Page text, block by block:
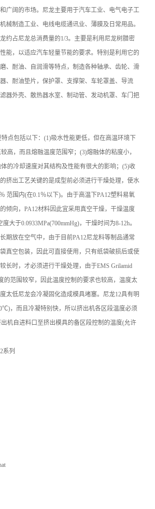
广阔的市场。尼龙主要用于汽车工业、电气电子工
械制造工业、电线电缆通讯业、薄膜及日常用品。
约占尼龙总消费量的1/3。主要是利用尼龙树腊密
能，以适应汽车轻量节能的要求。特别是利用它的
、耐油、自润滑等特点，制造各种轴承、齿轮、滑
、耐油垫片，保护罩、支撑架、车轮罩盖、导流
器外壳、散热器水室、制动管、发动机罩、车门把
包括以下：(1)吸水性能更低，但在高温环境下
高，而且熔融温度范围窄；(3)熔融体的粘度小，
的冷却速度对其结构及性能有很大的影响；(5)收
挤出工艺关键的是成型前必须进行干燥处理，使水
范围内(在0.1％以下)。由于高温下PA12塑料易氧
倾向，PA12材料因此宜采用真空干燥，干燥温度
大于0.0933MPa(700mmHg)，干燥时间为8-12h。
期放在空气中，由于目前PA12尼龙料等制品通常
真空包装，因此可直接使用，只有纸袋破损后或使
长时，才必须进行干燥处理，由于EMS Grilamid
的范围较窄，因此温度控制的要求也较高，温度太
太低尼龙会冷凝固化造成模具堵塞。尼龙12具有明
，而且冷凝特别快，所以挤出机各区段温度必须
出机自进料口至挤出模具的备区段控制的温度(允许
系列